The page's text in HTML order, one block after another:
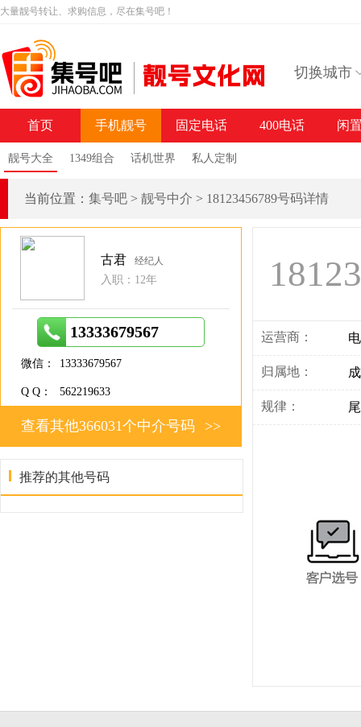
大量靓号转让、求购信息，尽在集号吧！
切换城市
首页 手机靓号
靓号大全 1349组合 话机世界 私人定制
固定电话 400电话 闲
当前位置： 集号吧 > 靓号中介 > 18123456789号码详情
运营商：
归属地：
规律：
古君 经纪人
入职：12年
13333679567
微信： 13333679567
Q Q： 562219633
>>
查看其他366031个中介号码
推荐的其他号码